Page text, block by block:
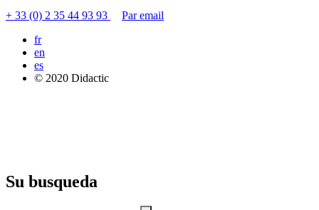
+ 33 (0) 2 35 44 93 93
Par email
fr
en
es
© 2020 Didactic
Su busqueda